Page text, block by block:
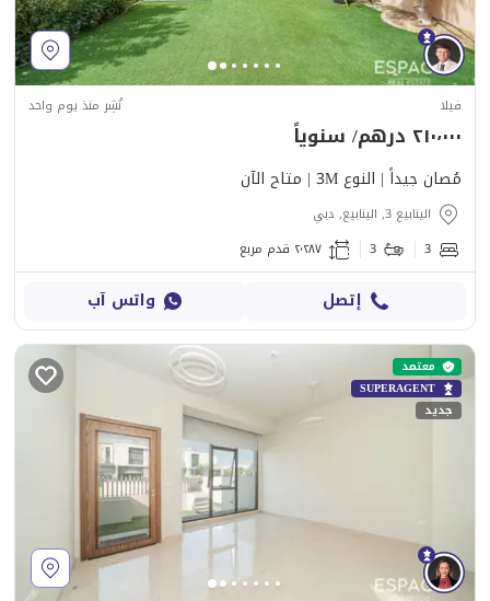
فيلا نُشِر منذ يوم واحد
٢١٠٬٠٠٠ درهم/ سنوياً
مُصان جيداً | النوع 3M | متاح الآن
الينابيع 3, الينابيع, دبي
3
3 ٢٬٢٨٧ قدم مربع
إتصل واتس آب
معتمد
SUPERAGENT
جديد